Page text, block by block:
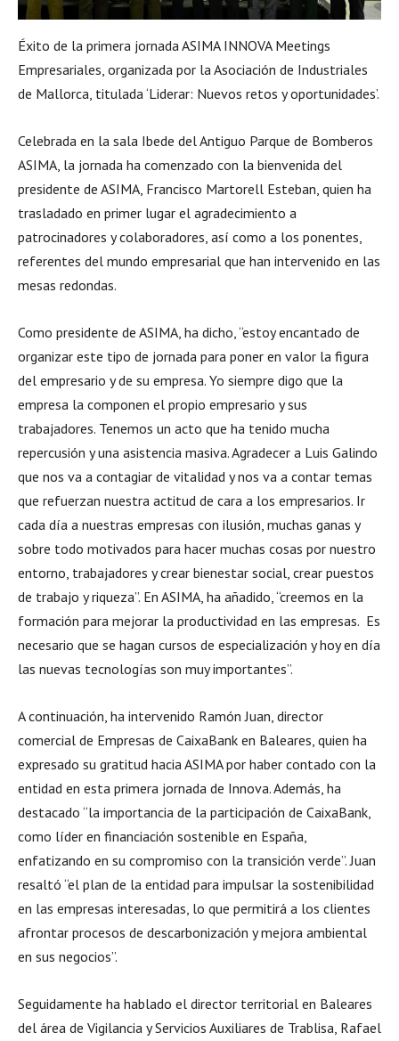
Éxito de la primera jornada ASIMA INNOVA Meetings
Empresariales, organizada por la Asociación de Industriales
de Mallorca, titulada ‘Liderar: Nuevos retos y oportunidades’.
Celebrada en la sala Ibede del Antiguo Parque de Bomberos
ASIMA, la jornada ha comenzado con la bienvenida del
presidente de ASIMA, Francisco Martorell Esteban, quien ha
trasladado en primer lugar el agradecimiento a
patrocinadores y colaboradores, así como a los ponentes,
referentes del mundo empresarial que han intervenido en las
mesas redondas.
Como presidente de ASIMA, ha dicho, “estoy encantado de
organizar este tipo de jornada para poner en valor la figura
del empresario y de su empresa. Yo siempre digo que la
empresa la componen el propio empresario y sus
trabajadores. Tenemos un acto que ha tenido mucha
repercusión y una asistencia masiva. Agradecer a Luis Galindo
que nos va a contagiar de vitalidad y nos va a contar temas
que refuerzan nuestra actitud de cara a los empresarios. Ir
cada día a nuestras empresas con ilusión, muchas ganas y
sobre todo motivados para hacer muchas cosas por nuestro
entorno, trabajadores y crear bienestar social, crear puestos
de trabajo y riqueza”. En ASIMA, ha añadido, “creemos en la
formación para mejorar la productividad en las empresas. Es
necesario que se hagan cursos de especialización y hoy en día
las nuevas tecnologías son muy importantes”.
A continuación, ha intervenido Ramón Juan, director
comercial de Empresas de CaixaBank en Baleares, quien ha
expresado su gratitud hacia ASIMA por haber contado con la
entidad en esta primera jornada de Innova. Además, ha
destacado “la importancia de la participación de CaixaBank,
como líder en financiación sostenible en España,
enfatizando en su compromiso con la transición verde”. Juan
resaltó “el plan de la entidad para impulsar la sostenibilidad
en las empresas interesadas, lo que permitirá a los clientes
afrontar procesos de descarbonización y mejora ambiental
en sus negocios”.
Seguidamente ha hablado el director territorial en Baleares
del área de Vigilancia y Servicios Auxiliares de Trablisa, Rafael